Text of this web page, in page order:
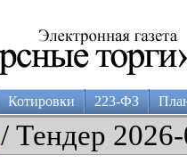
Котировки 223-ФЗ
/ Тендер